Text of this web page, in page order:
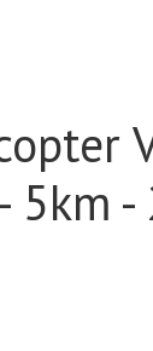
5km -